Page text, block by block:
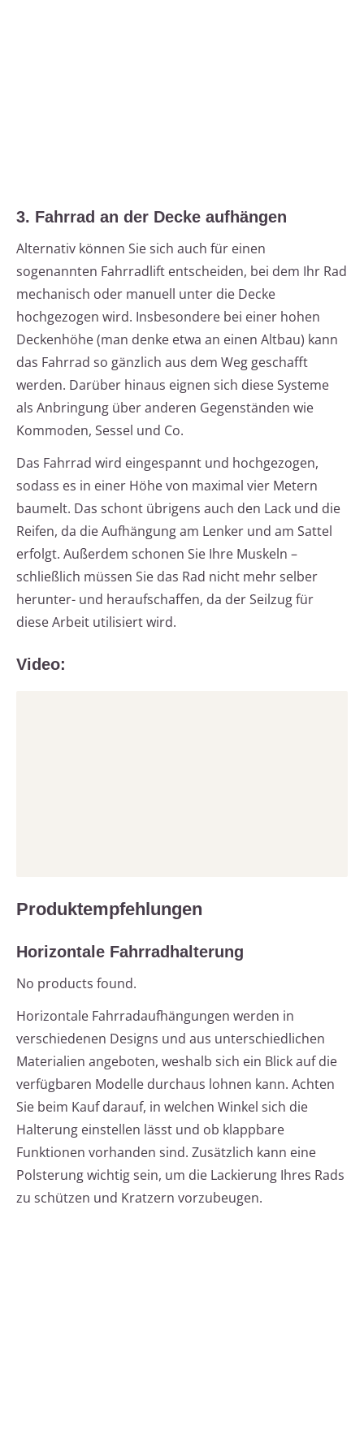
3. Fahrrad an der Decke aufhängen
Alternativ können Sie sich auch für einen
sogenannten Fahrradlift entscheiden, bei dem Ihr Rad
mechanisch oder manuell unter die Decke
hochgezogen wird. Insbesondere bei einer hohen
Deckenhöhe (man denke etwa an einen Altbau) kann
das Fahrrad so gänzlich aus dem Weg geschafft
werden. Darüber hinaus eignen sich diese Systeme
als Anbringung über anderen Gegenständen wie
Kommoden, Sessel und Co.
Das Fahrrad wird eingespannt und hochgezogen,
sodass es in einer Höhe von maximal vier Metern
baumelt. Das schont übrigens auch den Lack und die
Reifen, da die Aufhängung am Lenker und am Sattel
erfolgt. Außerdem schonen Sie Ihre Muskeln –
schließlich müssen Sie das Rad nicht mehr selber
herunter- und heraufschaffen, da der Seilzug für
diese Arbeit utilisiert wird.
Video:
Produktempfehlungen
Horizontale Fahrradhalterung
No products found.
Horizontale Fahrradaufhängungen werden in
verschiedenen Designs und aus unterschiedlichen
Materialien angeboten, weshalb sich ein Blick auf die
verfügbaren Modelle durchaus lohnen kann. Achten
Sie beim Kauf darauf, in welchen Winkel sich die
Halterung einstellen lässt und ob klappbare
Funktionen vorhanden sind. Zusätzlich kann eine
Polsterung wichtig sein, um die Lackierung Ihres Rads
zu schützen und Kratzern vorzubeugen.